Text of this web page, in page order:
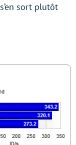
sort plutôt